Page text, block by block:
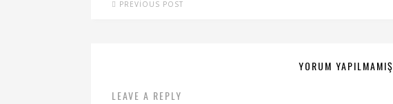
PREVIOUS POST
YORUM YAPILMAMIŞ
LEAVE A REPLY